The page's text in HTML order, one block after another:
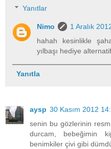
Yanıtlar
Nimo
1 Aralık
hahah kesinlikle
yılbaşı hediye
Yanıtla
aysp 30 Kasım 2012
senin bu gözlerinin
durcam, bebeğimin
benimkiler çivi gibi